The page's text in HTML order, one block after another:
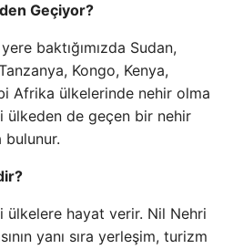
Geçiyor?
baktığımızda Sudan,
Kongo, Kenya,
Afrika ülkelerinde nehir olma
ülkeden de geçen bir nehir
bulunur.
hayat verir. Nil Nehri
yanı sıra yerleşim, turizm